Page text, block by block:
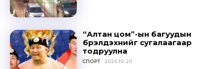
SUBSCRIBE
“Алтан цом”-ын багуудын
бүрэлдэхүүнийг сугалаагаар
тодруулна
СПОРТ 2025-10-20